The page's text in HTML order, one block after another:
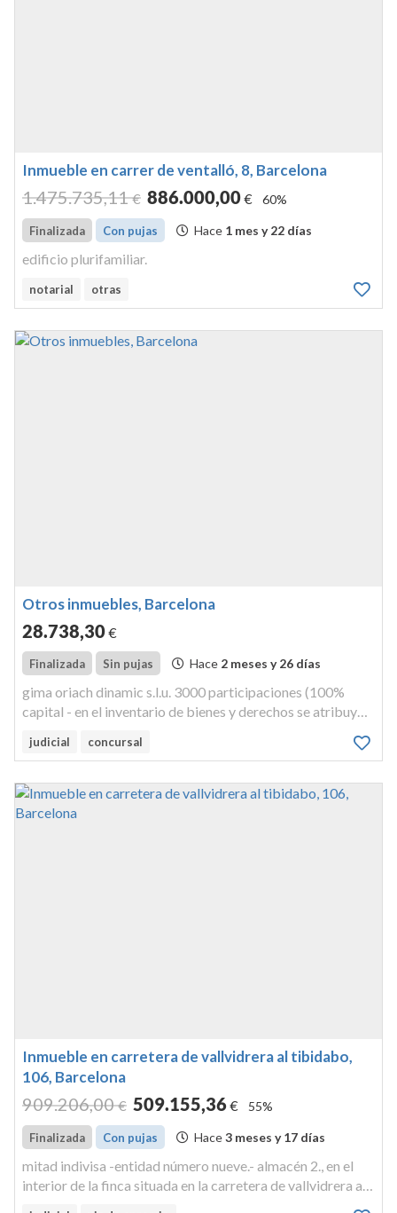
Inmueble en carrer de ventalló, 8, Barcelona
1.475.735,11 € 886.000,00€ 60%
Finalizada Con pujas Hace 1 mes y 22 días
edificio plurifamiliar.
notarial otras
Otros inmuebles, Barcelona
28.738,30€
Finalizada Sin pujas Hace 2 meses y 26 días
gima oriach dinamic s.l.u. 3000 participaciones (100%
capital - en el inventario de bienes y derechos se atribuyó a
judicial concursal
Inmueble en carretera de vallvidrera al tibidabo,
106, Barcelona
909.206,00 € 509.155,36€ 55%
Finalizada Con pujas Hace3 meses y 17 días
mitad indivisa -entidad número nueve.- almacén 2., en el
interior de la finca situada en la carretera de vallvidrera al